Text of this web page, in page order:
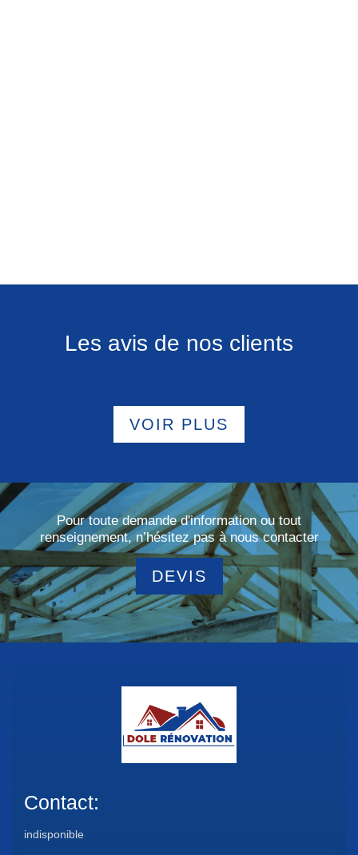
Les avis de nos clients
VOIR PLUS
Pour toute demande d'information ou tout
renseignement, n’hésitez pas à nous contacter
DEVIS
Contact:
indisponible